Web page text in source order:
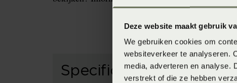
Deze website maakt gebruik
We gebruiken cookies om
websiteverkeer te analyseren.
media, adverteren en analyse.
verstrekt of die ze hebben
Specificaties